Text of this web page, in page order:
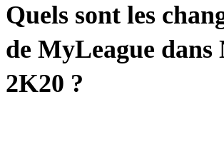
Quels sont les
de MyLeague dans
2K20 ?